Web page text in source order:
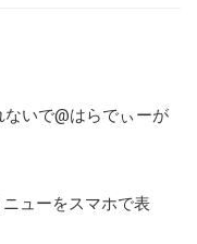
ないで@はらでぃーが
ューをスマホで表